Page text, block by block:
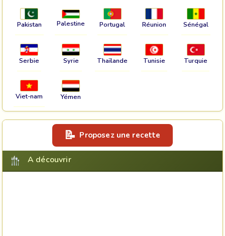
Pakistan Palestine Portugal Réunion Sénégal
Serbie Syrie Thaïlande Tunisie Turquie
Viet-nam Yémen
Proposez une recette
A découvrir